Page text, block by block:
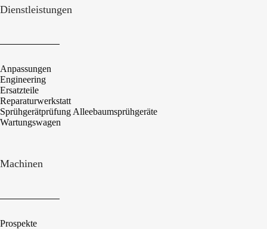
Dienstleistungen
Anpassungen
Engineering
Ersatzteile
Reparaturwerkstatt
Sprühgerätprüfung Alleebaumsprühgeräte
Wartungswagen
Machinen
Prospekte